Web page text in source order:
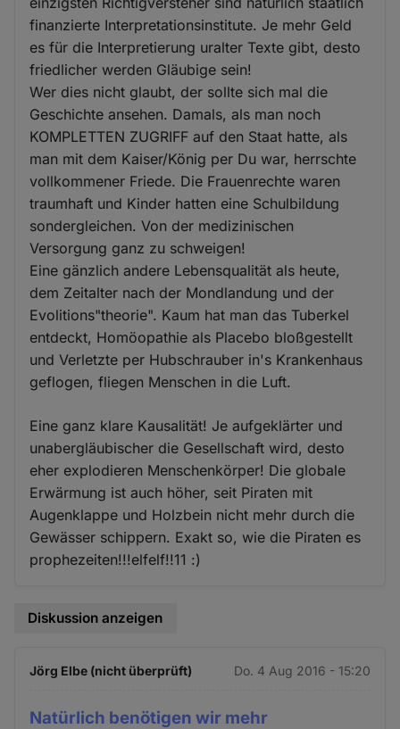
finanzierte Interpretationsinstitute. Je mehr Geld
es für die Interpretierung uralter Texte gibt, desto
friedlicher werden Gläubige sein!
Wer dies nicht glaubt, der sollte sich mal die
Geschichte ansehen. Damals, als man noch
KOMPLETTEN ZUGRIFF auf den Staat hatte, als
man mit dem Kaiser/König per Du war, herrschte
vollkommener Friede. Die Frauenrechte waren
traumhaft und Kinder hatten eine Schulbildung
sondergleichen. Von der medizinischen
Versorgung ganz zu schweigen!
Eine gänzlich andere Lebensqualität als heute,
dem Zeitalter nach der Mondlandung und der
Evolitions"theorie". Kaum hat man das Tuberkel
entdeckt, Homöopathie als Placebo bloßgestellt
und Verletzte per Hubschrauber in's Krankenhaus
geflogen, fliegen Menschen in die Luft.
Eine ganz klare Kausalität! Je aufgeklärter und
unabergläubischer die Gesellschaft wird, desto
eher explodieren Menschenkörper! Die globale
Erwärmung ist auch höher, seit Piraten mit
Augenklappe und Holzbein nicht mehr durch die
Gewässer schippern. Exakt so, wie die Piraten es
prophezeiten!!!elfelf!!11 :)
Diskussion anzeigen
Jörg Elbe (nicht überprüft) Do. 4 Aug 2016 - 15:20
Natürlich benötigen wir mehr